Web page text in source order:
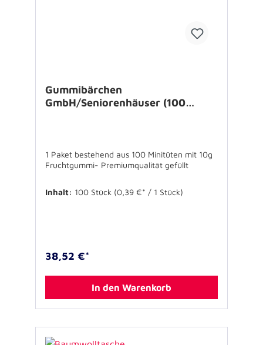
Gummibärchen
GmbH/Seniorenhäuser (100
1 Paket bestehend aus 100 Minitüten mit 10g
Fruchtgummi- Premiumqualität gefüllt
Inhalt: 100 Stück (0,39 €* / 1 Stück)
38,52 €*
In den Warenkorb